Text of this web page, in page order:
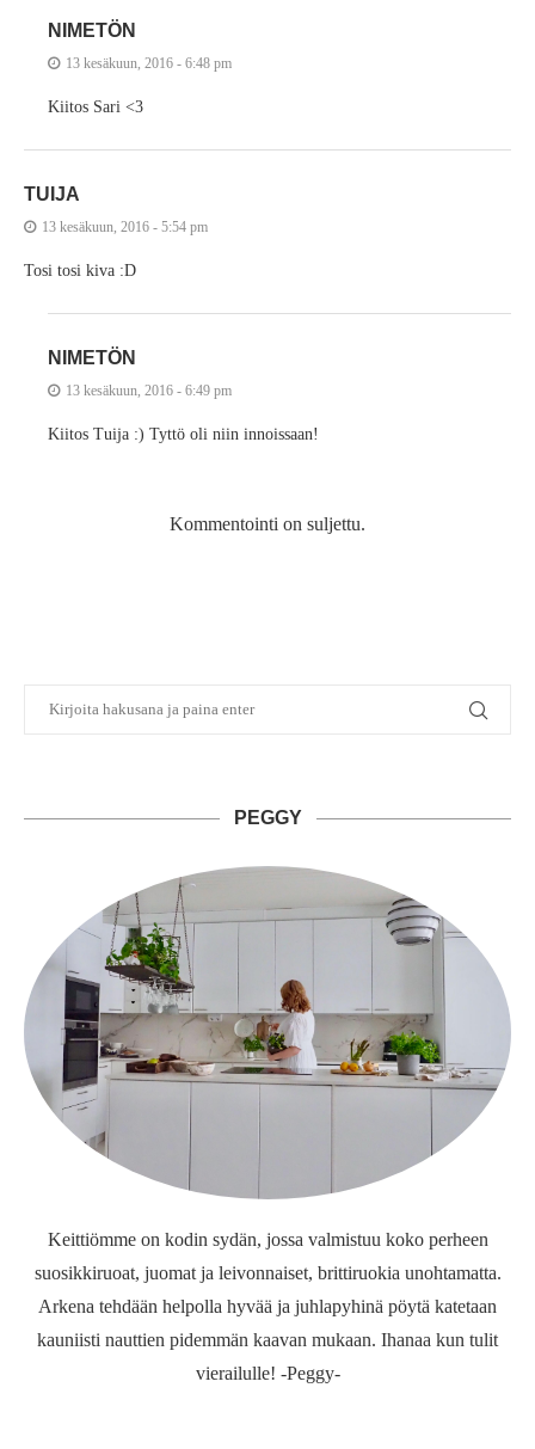
NIMETÖN
13 kesäkuun, 2016 - 6:48 pm
Kiitos Sari <3
TUIJA
13 kesäkuun, 2016 - 5:54 pm
Tosi tosi kiva :D
NIMETÖN
13 kesäkuun, 2016 - 6:49 pm
Kiitos Tuija :) Tyttö oli niin innoissaan!
Kommentointi on suljettu.
PEGGY
Keittiömme on kodin sydän, jossa valmistuu koko perheen
suosikkiruoat, juomat ja leivonnaiset, brittiruokia unohtamatta.
Arkena tehdään helpolla hyvää ja juhlapyhinä pöytä katetaan
kauniisti nauttien pidemmän kaavan mukaan. Ihanaa kun tulit
vierailulle! -Peggy-